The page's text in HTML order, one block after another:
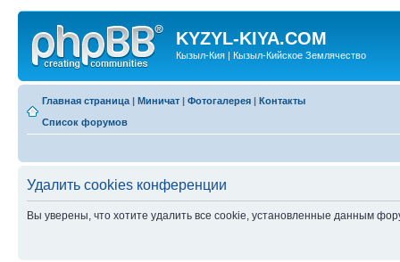
KYZYL-KIYA.COM
Кызыл-Кия | Кызыл-Кийское Землячество
Главная страница | Миничат | Фотогалерея | Контакты
Список форумов
Удалить cookies конференции
Вы уверены, что хотите удалить все cookie, установленные данным